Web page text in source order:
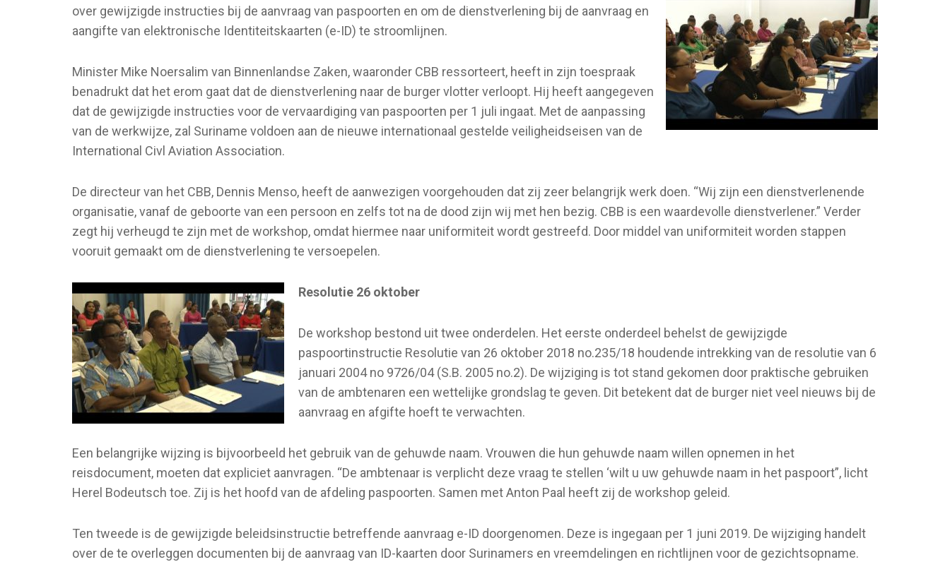
over gewijzigde instructies bij de aanvraag van paspoorten en om de dienstverlening bij de aanvraag en
aangifte van elektronische Identiteitskaarten (e-ID) te stroomlijnen.
Minister Mike Noersalim van Binnenlandse Zaken, waaronder CBB ressorteert, heeft in zijn toespraak
benadrukt dat het erom gaat dat de dienstverlening naar de burger vlotter verloopt. Hij heeft aangegeven
dat de gewijzigde instructies voor de vervaardiging van paspoorten per 1 juli ingaat. Met de aanpassing
van de werkwijze, zal Suriname voldoen aan de nieuwe internationaal gestelde veiligheidseisen van de
International Civl Aviation Association.
De directeur van het CBB, Dennis Menso, heeft de aanwezigen voorgehouden dat zij zeer belangrijk werk doen. “Wij zijn een dienstverlenende
organisatie, vanaf de geboorte van een persoon en zelfs tot na de dood zijn wij met hen bezig. CBB is een waardevolle dienstverlener.” Verder
zegt hij verheugd te zijn met de workshop, omdat hiermee naar uniformiteit wordt gestreefd. Door middel van uniformiteit worden stappen
vooruit gemaakt om de dienstverlening te versoepelen.
Resolutie 26 oktober
De workshop bestond uit twee onderdelen. Het eerste onderdeel behelst de gewijzigde
paspoortinstructie Resolutie van 26 oktober 2018 no.235/18 houdende intrekking van de resolutie van 6
januari 2004 no 9726/04 (S.B. 2005 no.2). De wijziging is tot stand gekomen door praktische gebruiken
van de ambtenaren een wettelijke grondslag te geven. Dit betekent dat de burger niet veel nieuws bij de
aanvraag en afgifte hoeft te verwachten.
Een belangrijke wijzing is bijvoorbeeld het gebruik van de gehuwde naam. Vrouwen die hun gehuwde naam willen opnemen in het
reisdocument, moeten dat expliciet aanvragen. “De ambtenaar is verplicht deze vraag te stellen ‘wilt u uw gehuwde naam in het paspoort”, licht
Herel Bodeutsch toe. Zij is het hoofd van de afdeling paspoorten. Samen met Anton Paal heeft zij de workshop geleid.
Ten tweede is de gewijzigde beleidsinstructie betreffende aanvraag e-ID doorgenomen. Deze is ingegaan per 1 juni 2019. De wijziging handelt
over de te overleggen documenten bij de aanvraag van ID-kaarten door Surinamers en vreemdelingen en richtlijnen voor de gezichtsopname.